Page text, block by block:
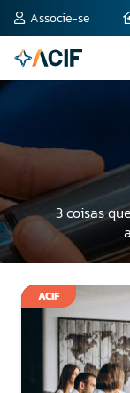
Associe-se
3 coisas
ACIF